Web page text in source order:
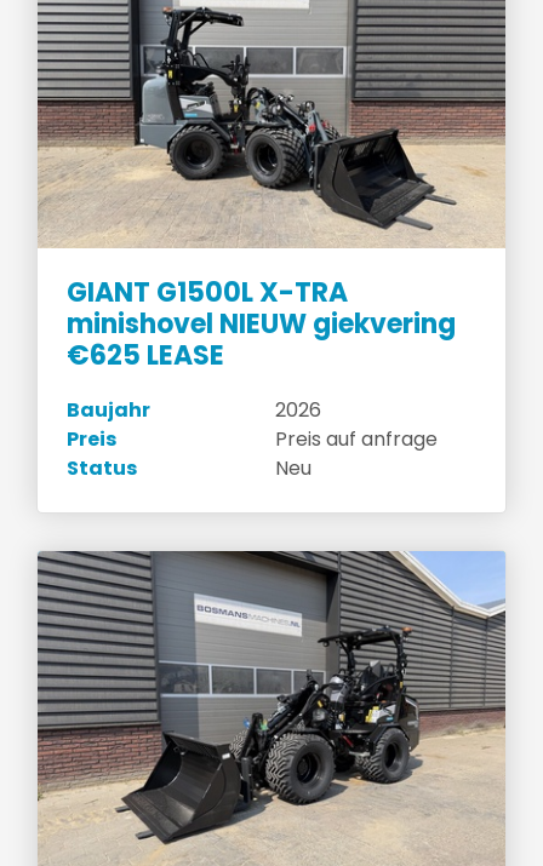
GIANT G1500L X-TRA
minishovel NIEUW giekvering
€625 LEASE
Baujahr
2026
Preis
Preis auf anfrage
Status
Neu